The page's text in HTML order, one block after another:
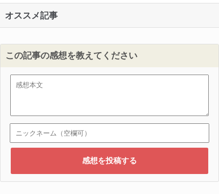
オススメ記事
この記事の感想を教えてください